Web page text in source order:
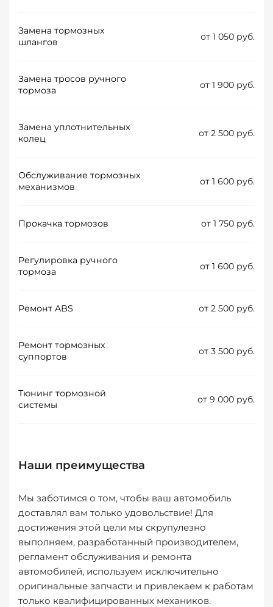
Замена тормозных
шлангов
от 1 050 руб.
Замена тросов ручного
тормоза
от 1 900 руб.
Замена уплотнительных
колец
от 2 500 руб.
Обслуживание тормозных
механизмов
от 1 600 руб.
Прокачка тормозов от 1 750 руб.
Регулировка ручного
тормоза
от 1 600 руб.
Ремонт ABS от 2 500 руб.
Ремонт тормозных
суппортов
от 3 500 руб.
Тюнинг тормозной
системы
от 9 000 руб.
Наши преимущества
Мы заботимся о том, чтобы ваш автомобиль
доставлял вам только удовольствие! Для
достижения этой цели мы скрупулезно
выполняем, разработанный производителем,
регламент обслуживания и ремонта
автомобилей, используем исключительно
оригинальные запчасти и привлекаем к работам
только квалифицированных механиков.